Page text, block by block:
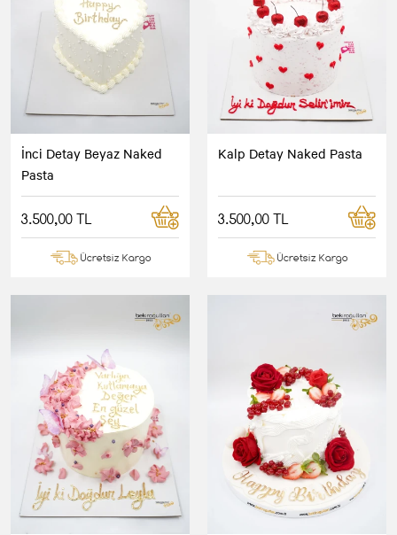
İnci Detay Beyaz Naked
Pasta
3.500,00 TL
Ücretsiz Kargo
Kalp Detay Naked Pasta
3.500,00 TL
Ücretsiz Kargo